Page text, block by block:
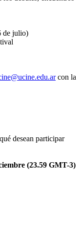
de julio)
con la
desean participar
(23.59 GMT-3)